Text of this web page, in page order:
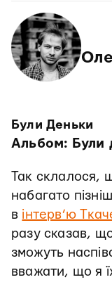
Були Деньки
Альбом: Були
Так склалося,
набагато
в інтерв’ю
разу сказав,
зможуть
вважати, що я